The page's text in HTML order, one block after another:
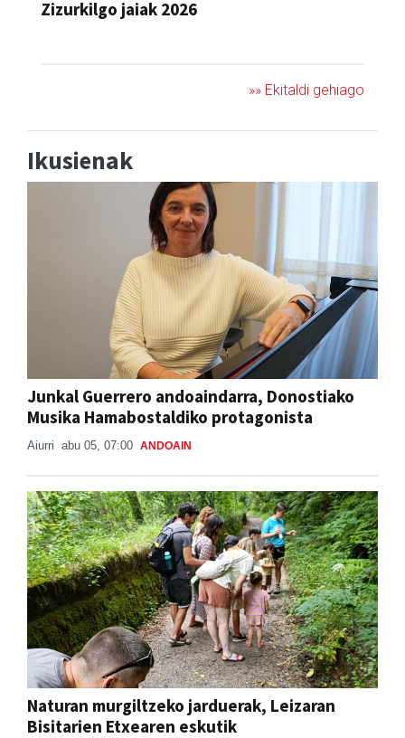
Zizurkilgo jaiak 2026
»» Ekitaldi gehiago
Ikusienak
Junkal Guerrero andoaindarra, Donostiako
Musika Hamabostaldiko protagonista
Aiurri abu 05, 07:00 ANDOAIN
Naturan murgiltzeko jarduerak, Leizaran
Bisitarien Etxearen eskutik